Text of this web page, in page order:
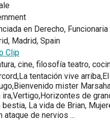
en Derecho, Funcionaria
Madrid, Spain
Clip
cine, filosofía teatro,
tentación vive arriba,El
mister
ira,Vertigo,Horizontes de
bestia, La vida de Brian,
ataque de nervios ...